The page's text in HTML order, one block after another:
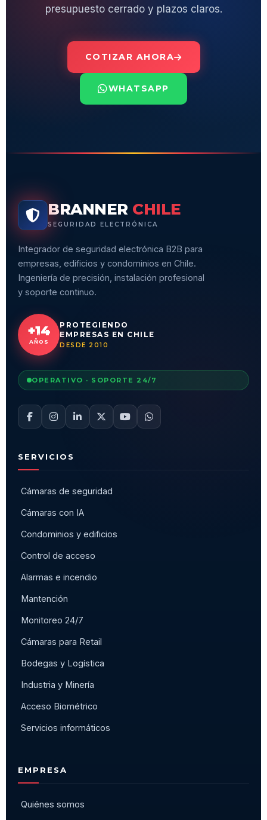
presupuesto cerrado y plazos claros.
COTIZAR AHORA
WHATSAPP
BRANNER CHILE
SEGURIDAD ELECTRÓNICA
Integrador de seguridad electrónica B2B para
empresas, edificios y condominios en Chile.
Ingeniería de precisión, instalación profesional
y soporte continuo.
+14
AÑOS
PROTEGIENDO
EMPRESAS EN CHILE
DESDE 2010
OPERATIVO · SOPORTE 24/7
SERVICIOS
Cámaras de seguridad
Cámaras con IA
Condominios y edificios
Control de acceso
Alarmas e incendio
Mantención
Monitoreo 24/7
Cámaras para Retail
Bodegas y Logística
Industria y Minería
Acceso Biométrico
Servicios informáticos
EMPRESA
Quiénes somos